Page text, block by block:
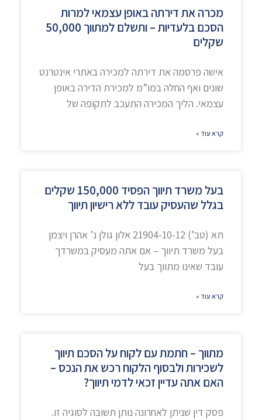
מכרה את דירתה באופן עצמאי למרות
הסכם בלעדיות – ותשלם למתווך 50,000
שקלים
אישה פרסמה את דירתה למכירה באתרי אינטרנט
שונים ואף החלה במו”מ למכירת הדירה באופן
עצמאי. הליך המכירה התעכב לתקופה של
קרא עוד »
בעל משרד תיווך הפסיד 150,000 שקלים
בגלל שהעסיק עובד ללא רישיון תיווך
תא (טב’) 21904-10-12 אלון גולן נ’ אהרן ויצמן
בעל משרד תיווך – אם אתה מעסיק במשרדך
עובד שאינו מתווך בעל
קרא עוד »
מתווך – חתמת עם לקוח על הסכם תיווך
לשכירות ולבסוף הלקוח רכש את הנכס –
האם אתה עדיין זכאי לדמי תיווך?
פסק דין שניתן לאחרונה נותן תשובה לסוגיה זו.